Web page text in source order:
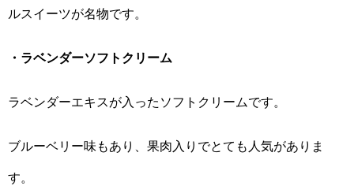
ルスイーツが名物です。
・ラベンダーソフトクリーム
ラベンダーエキスが入ったソフトクリームです。
ブルーベリー味もあり、果肉入りでとても人気がありま
す。